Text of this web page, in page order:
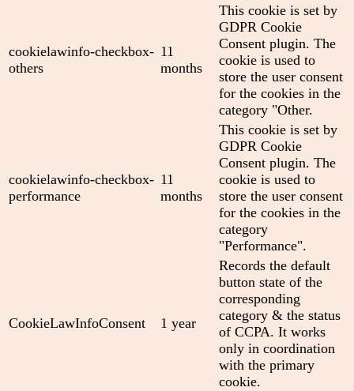
cookielawinfo-checkbox-
others
11
months
This cookie is set by
GDPR Cookie
Consent plugin. The
cookie is used to
store the user consent
for the cookies in the
category "Other.
cookielawinfo-checkbox-
performance
11
months
This cookie is set by
GDPR Cookie
Consent plugin. The
cookie is used to
store the user consent
for the cookies in the
category
"Performance".
CookieLawInfoConsent 1 year
Records the default
button state of the
corresponding
category & the status
of CCPA. It works
only in coordination
with the primary
cookie.